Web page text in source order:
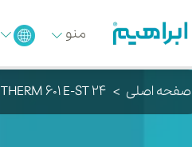
منو
صفحه اصلی THERM 601 E-ST 24